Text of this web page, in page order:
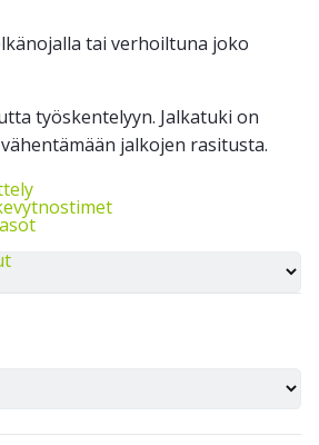
tai verhoiltuna joko
työskentelyyn. Jalkatuki on
jalkojen rasitusta.